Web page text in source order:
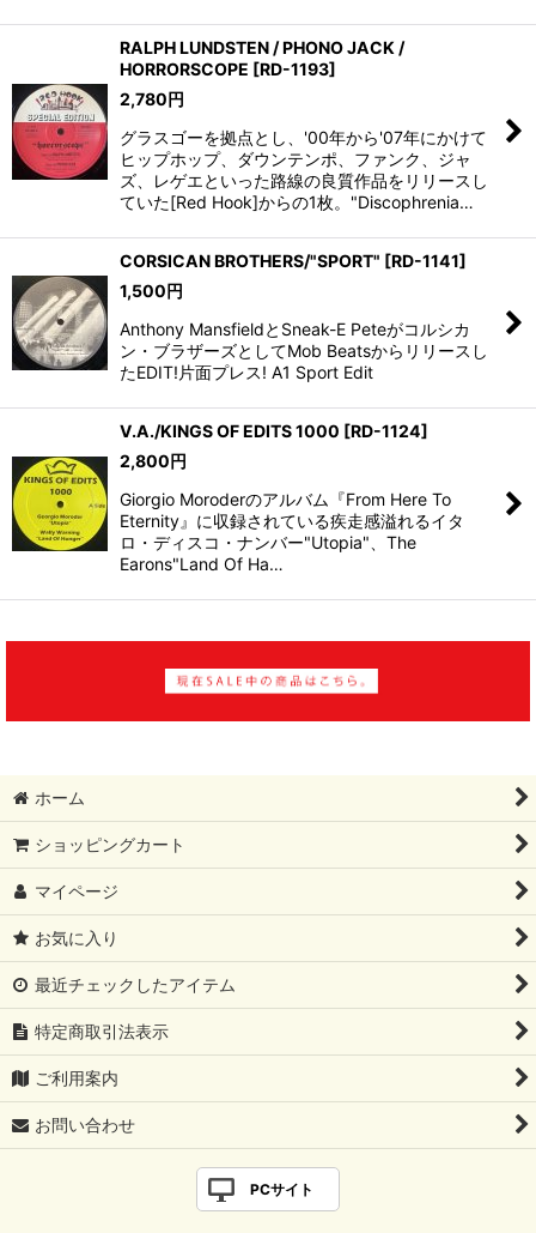
RALPH LUNDSTEN / PHONO JACK /
HORRORSCOPE [RD-1193]
2,780円
グラスゴーを拠点とし、'00年から'07年にかけて
ヒップホップ、ダウンテンポ、ファンク、ジャ
ズ、レゲエといった路線の良質作品をリリースし
ていた[Red Hook]からの1枚。"Discophrenia…
CORSICAN BROTHERS/"SPORT" [RD-1141]
1,500円
Anthony MansfieldとSneak-E Peteがコルシカ
ン・ブラザーズとしてMob Beatsからリリースし
たEDIT!片面プレス! A1 Sport Edit
V.A./KINGS OF EDITS 1000 [RD-1124]
2,800円
Giorgio Moroderのアルバム『From Here To
Eternity』に収録されている疾走感溢れるイタ
ロ・ディスコ・ナンバー"Utopia"、The
Earons"Land Of Ha…
ホーム
ショッピングカート
マイページ
お気に入り
最近チェックしたアイテム
特定商取引法表示
ご利用案内
お問い合わせ
PCサイト